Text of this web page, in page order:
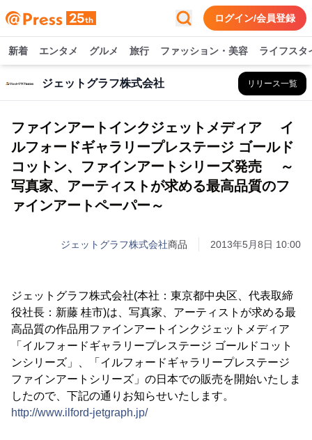
ログイン/会員登録
新着 エンタメ グルメ 旅行 ファッション・美容 ライフスタ
ジェットグラフ株式会社 リリース一覧
ファインアートインクジェットメディア イ
ルフォードギャラリープレステージ ゴールド
コットン、ファインアートシリーズ発売 ～
写真家、アーティストが求める最高品質のフ
ァインアートペーパー～
ジェットグラフ株式会社商品 2013年5月8日 10:00
ジェットグラフ株式会社(本社：東京都中央区、代表取締
役社長：新藤 桂市)は、写真家、アーティストが求める最
高品質の作品用ファインアートインクジェットメディア
「イルフォードギャラリープレステージ ゴールドコット
ンシリーズ」、「イルフォードギャラリープレステージ
ファインアートシリーズ」の日本での販売を開始いたしま
したので、下記の通りお知らせいたします。
http://www.ilford-jetgraph.jp/